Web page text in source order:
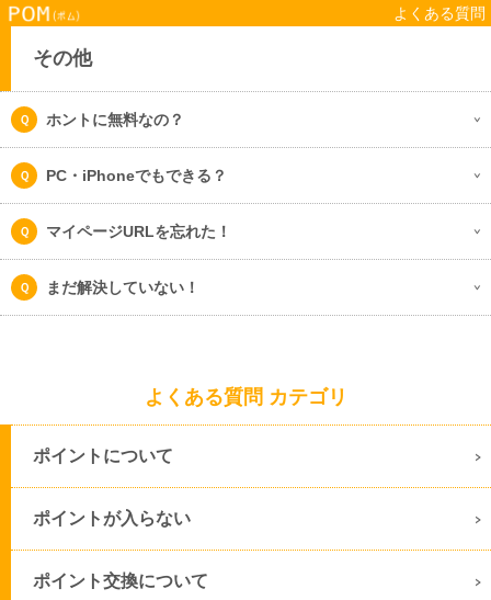
よくある質問
その他
ホントに無料なの？
PC・iPhoneでもできる？
マイページURLを忘れた！
まだ解決していない！
よくある質問 カテゴリ
ポイントについて
ポイントが入らない
ポイント交換について